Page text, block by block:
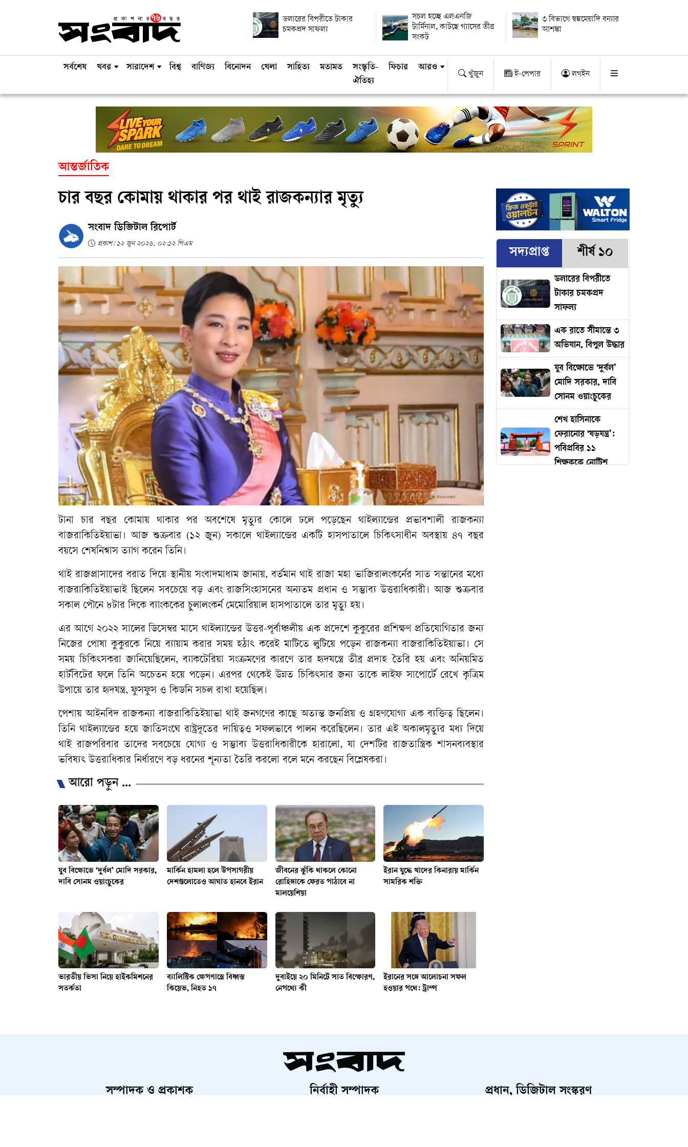
ডলারের বিপরীতে টাকার
চমকপ্রদ সাফল্য
সচল হচ্ছে এলএনজি
টার্মিনাল, কাটছে গ্যাসের তীব্র
সংকট
৩ বিভাগে স্বল্পমেয়াদি বন্যার
আশঙ্কা
সর্বশেষ খবর সারাদেশ বিশ্ব বাণিজ্য বিনোদন খেলা সাহিত্য মতামত
সংস্কৃতি-
ঐতিহ্য
ফিচার আরও
খুঁজুন ই-পেপার লগইন
আন্তর্জাতিক
চার বছর কোমায় থাকার পর থাই রাজকন্যার মৃত্যু
সংবাদ ডিজিটাল রিপোর্ট
প্রকাশ: ১২ জুন ২০২৬, ০২:১২ পিএম
টানা চার বছর কোমায় থাকার পর অবশেষে মৃত্যুর কোলে ঢলে পড়েছেন থাইল্যান্ডের প্রভাবশালী রাজকন্যা
বাজরাকিতিইয়াভা। আজ শুক্রবার (১২ জুন) সকালে থাইল্যান্ডের একটি হাসপাতালে চিকিৎসাধীন অবস্থায় ৪৭ বছর
বয়সে শেষনিশ্বাস ত্যাগ করেন তিনি।
​থাই রাজপ্রাসাদের বরাত দিয়ে স্থানীয় সংবাদমাধ্যম জানায়, বর্তমান থাই রাজা মহা ভাজিরালংকর্নের সাত সন্তানের মধ্যে
বাজরাকিতিইয়াভাই ছিলেন সবচেয়ে বড় এবং রাজসিংহাসনের অন্যতম প্রধান ও সম্ভাব্য উত্তরাধিকারী। আজ শুক্রবার
সকাল পৌনে ৮টার দিকে ব্যাংককের চুলালংকর্ন মেমোরিয়াল হাসপাতালে তার মৃত্যু হয়।
​এর আগে ২০২২ সালের ডিসেম্বর মাসে থাইল্যান্ডের উত্তর-পূর্বাঞ্চলীয় এক প্রদেশে কুকুরের প্রশিক্ষণ প্রতিযোগিতার জন্য
নিজের পোষা কুকুরকে নিয়ে ব্যায়াম করার সময় হঠাৎ করেই মাটিতে লুটিয়ে পড়েন রাজকন্যা বাজরাকিতিইয়াভা। সে
সময় চিকিৎসকরা জানিয়েছিলেন, ব্যাকটেরিয়া সংক্রমণের কারণে তার হৃদযন্ত্রে তীব্র প্রদাহ তৈরি হয় এবং অনিয়মিত
হার্টবিটের ফলে তিনি অচেতন হয়ে পড়েন। এরপর থেকেই উন্নত চিকিৎসার জন্য তাকে লাইফ সাপোর্টে রেখে কৃত্রিম
উপায়ে তার হৃদযন্ত্র, ফুসফুস ও কিডনি সচল রাখা হয়েছিল।
​পেশায় আইনবিদ রাজকন্যা বাজরাকিতিইয়াভা থাই জনগণের কাছে অত্যন্ত জনপ্রিয় ও গ্রহণযোগ্য এক ব্যক্তিত্ব ছিলেন।
তিনি থাইল্যান্ডের হয়ে জাতিসংঘে রাষ্ট্রদূতের দায়িত্বও সফলভাবে পালন করেছিলেন। তার এই অকালমৃত্যুর মধ্য দিয়ে
থাই রাজপরিবার তাদের সবচেয়ে যোগ্য ও সম্ভাব্য উত্তরাধিকারীকে হারালো, যা দেশটির রাজতান্ত্রিক শাসনব্যবস্থার
ভবিষ্যৎ উত্তরাধিকার নির্ধারণে বড় ধরনের শূন্যতা তৈরি করলো বলে মনে করছেন বিশ্লেষকরা।
আরো পড়ুন ...
যুব বিক্ষোভে ‘দুর্বল’ মোদি সরকার,
দাবি সোনম ওয়াংচুকের
মার্কিন হামলা হলে উপসাগরীয়
দেশগুলোতেও আঘাত হানবে ইরান
জীবনের ঝুঁকি থাকলে কোনো
রোহিঙ্গাকে ফেরত পাঠাবে না
মালয়েশিয়া
ইরান যুদ্ধে খাদের কিনারায় মার্কিন
সামরিক শক্তি
ভারতীয় ভিসা নিয়ে হাইকমিশনের
সতর্কতা
ব্যালিস্টিক ক্ষেপণাস্ত্রে বিধ্বস্ত
কিয়েভ, নিহত ১৭
দুবাইয়ে ২০ মিনিটে সাত বিস্ফোরণ,
নেপথ্যে কী
ইরানের সঙ্গে আলোচনা সফল
হওয়ার পথে: ট্রাম্প
সদ্যপ্রাপ্ত শীর্ষ ১০
ডলারের বিপরীতে
টাকার চমকপ্রদ
সাফল্য
এক রাতে সীমান্তে ৩
অভিযান, বিপুল উদ্ধার
যুব বিক্ষোভে ‘দুর্বল’
মোদি সরকার, দাবি
সোনম ওয়াংচুকের
শেখ হাসিনাকে
ফেরানোর ‘ষড়যন্ত্র’:
পবিপ্রবির ১১
শিক্ষককে নোটিশ
সম্পাদক ও প্রকাশক
নির্বাহী সম্পাদক
প্রধান, ডিজিটাল সংস্করণ